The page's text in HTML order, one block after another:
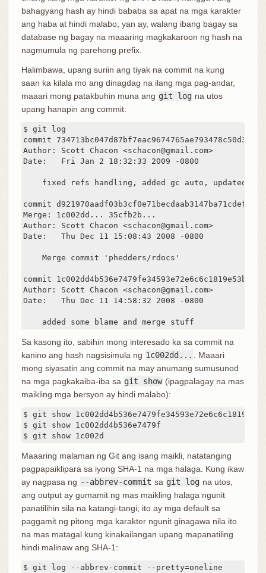
bahagyang hash ay hindi bababa sa apat na mga karakter
ang haba at hindi malabo; yan ay, walang ibang bagay sa
database ng bagay na maaaring magkakaroon ng hash na
nagmumula ng parehong prefix.
Halimbawa, upang suriin ang tiyak na commit na kung
saan ka kilala mo ang dinagdag na ilang mga pag-andar,
maaari mong patakbuhin muna ang git log na utos
upang hanapin ang commit:
$ git log
commit 734713bc047d87bf7eac9674765ae793478c50d3
Author: Scott Chacon <schacon@gmail.com>
Date:   Fri Jan 2 18:32:33 2009 -0800
fixed refs handling, added gc auto, updated
commit d921970aadf03b3cf0e71becdaab3147ba71cdef
Merge: 1c002dd... 35cfb2b...
Author: Scott Chacon <schacon@gmail.com>
Date:   Thu Dec 11 15:08:43 2008 -0800
    Merge commit 'phedders/rdocs'
commit 1c002dd4b536e7479fe34593e72e6c6c1819e53b
Author: Scott Chacon <schacon@gmail.com>
Date:   Thu Dec 11 14:58:32 2008 -0800
    added some blame and merge stuff
Sa kasong ito, sabihin mong interesado ka sa commit na
kanino ang hash nagsisimula ng 1c002dd...
. Maaari
mong siyasatin ang commit na may anumang sumusunod
na mga pagkakaiba-iba sa git show(ipagpalagay na mas
maikling mga bersyon ay hindi malabo):
$ git show 1c002dd4b536e7479fe34593e72e6c6c1819e53b
$ git show 1c002dd4b536e7479f
$ git show 1c002d
Maaaring malaman ng Git ang isang maikli, natatanging
pagpapaiklipara sa iyong SHA-1 na mga halaga. Kung ikaw
ay nagpasa ng --abbrev-commit sa git log na utos,
ang output ay gumamit ng mas maikling halaga ngunit
panatilihin sila na katangi-tangi; ito ay mga default sa
paggamit ng pitong mga karakter ngunit ginagawa nila ito
na mas matagal kung kinakailangan upang mapanatiling
hindi malinaw ang SHA-1:
$ git log --abbrev-commit --pretty=oneline